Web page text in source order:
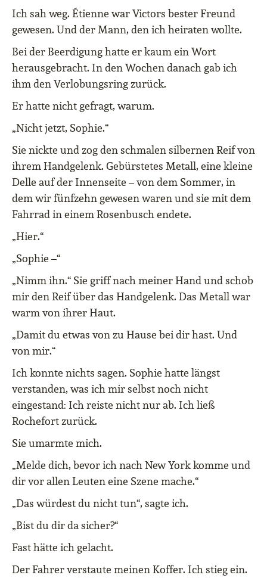
Ich sah weg. Étienne war Victors bester Freund
gewesen. Und der Mann, den ich heiraten wollte.
Bei der Beerdigung hatte er kaum ein Wort
herausgebracht. In den Wochen danach gab ich
ihm den Verlobungsring zurück.
Er hatte nicht gefragt, warum.
„Nicht jetzt, Sophie.“
Sie nickte und zog den schmalen silbernen Reif von
ihrem Handgelenk. Gebürstetes Metall, eine kleine
Delle auf der Innenseite – von dem Sommer, in
dem wir fünfzehn gewesen waren und sie mit dem
Fahrrad in einem Rosenbusch endete.
„Hier.“
„Sophie –“
„Nimm ihn.“ Sie griff nach meiner Hand und schob
mir den Reif über das Handgelenk. Das Metall war
warm von ihrer Haut.
„Damit du etwas von zu Hause bei dir hast. Und
von mir.“
Ich konnte nichts sagen. Sophie hatte längst
verstanden, was ich mir selbst noch nicht
eingestand: Ich reiste nicht nur ab. Ich ließ
Rochefort zurück.
Sie umarmte mich.
„Melde dich, bevor ich nach New York komme und
dir vor allen Leuten eine Szene mache.“
„Das würdest du nicht tun“, sagte ich.
„Bist du dir da sicher?“
Fast hätte ich gelacht.
Der Fahrer verstaute meinen Koffer. Ich stieg ein.